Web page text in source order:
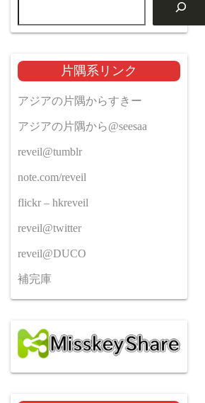
片隅系リンク
アジアの片隅からすきー
アジアの片隅から@seesaa
reveil@tumblr
note.com/reveil
flickr – hkreveil
reveil@twitter
reveil@DUCO
補完庫